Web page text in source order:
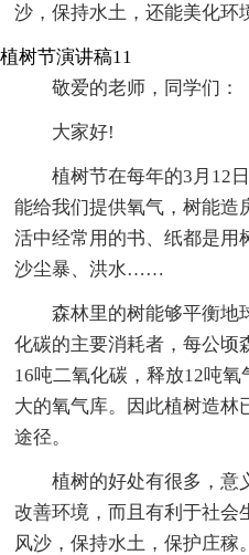
沙，保持水土，还能美化环
植树节演讲稿11
敬爱的老师，同学们：
大家好!
植树节在每年的3月12
能给我们提供氧气，树能造
活中经常用的书、纸都是用
沙尘暴、洪水……
森林里的树能够平衡地
化碳的主要消耗者，每公顷
16吨二氧化碳，释放12吨
大的氧气库。因此植树造林
途径。
植树的好处有很多，意
改善环境，而且有利于社会
风沙，保持水土，保护庄稼